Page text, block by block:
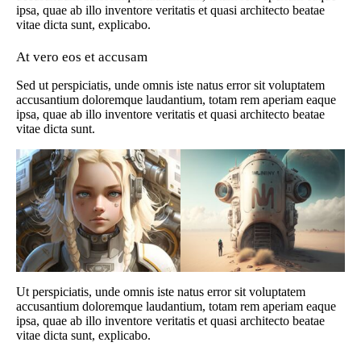
ipsa, quae ab illo inventore veritatis et quasi architecto beatae
vitae dicta sunt, explicabo.
At vero eos et accusam
Sed ut perspiciatis, unde omnis iste natus error sit voluptatem
accusantium doloremque laudantium, totam rem aperiam eaque
ipsa, quae ab illo inventore veritatis et quasi architecto beatae
vitae dicta sunt.
Ut perspiciatis, unde omnis iste natus error sit voluptatem
accusantium doloremque laudantium, totam rem aperiam eaque
ipsa, quae ab illo inventore veritatis et quasi architecto beatae
vitae dicta sunt, explicabo.